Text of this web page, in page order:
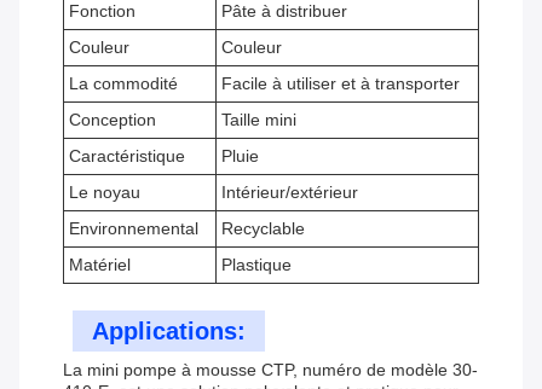
Fonction
Pâte à distribuer
Couleur
Couleur
La commodité
Facile à utiliser et à transporter
Conception
Taille mini
Caractéristique
Pluie
Le noyau
Intérieur/extérieur
Environnemental
Recyclable
Matériel
Plastique
Applications:
La mini pompe à mousse CTP, numéro de modèle 30-